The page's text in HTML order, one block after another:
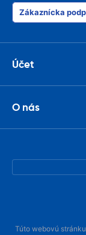
Zákaznícka
Účet
O nás
Túto webovú